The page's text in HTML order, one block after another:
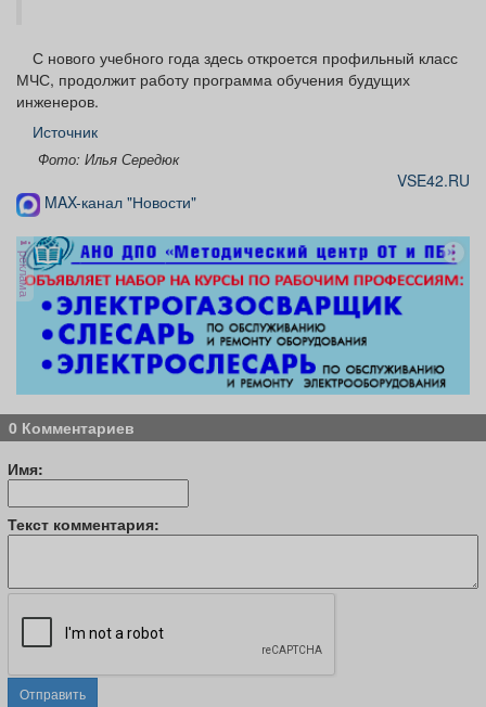
С нового учебного года здесь откроется профильный класс
МЧС, продолжит работу программа обучения будущих
инженеров.
Источник
Фото: Илья Середюк
VSE42.RU
MAX-канал "Новости"
реклама
0 Комментариев
Имя:
Текст комментария:
Отправить